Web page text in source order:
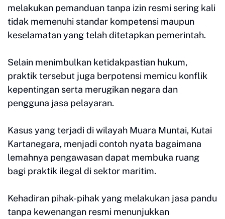
melakukan pemanduan tanpa izin resmi sering kali
tidak memenuhi standar kompetensi maupun
keselamatan yang telah ditetapkan pemerintah.
Selain menimbulkan ketidakpastian hukum,
praktik tersebut juga berpotensi memicu konflik
kepentingan serta merugikan negara dan
pengguna jasa pelayaran.
Kasus yang terjadi di wilayah Muara Muntai, Kutai
Kartanegara, menjadi contoh nyata bagaimana
lemahnya pengawasan dapat membuka ruang
bagi praktik ilegal di sektor maritim.
Kehadiran pihak-pihak yang melakukan jasa pandu
tanpa kewenangan resmi menunjukkan